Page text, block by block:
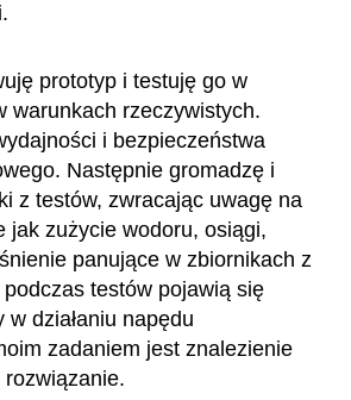
prototyp i testuję go w
warunkach rzeczywistych.
i bezpieczeństwa
Następnie gromadzę i
z testów, zwracając uwagę na
jak zużycie wodoru, osiągi,
panujące w zbiornikach z
testów pojawią się
w działaniu napędu
zadaniem jest znalezienie